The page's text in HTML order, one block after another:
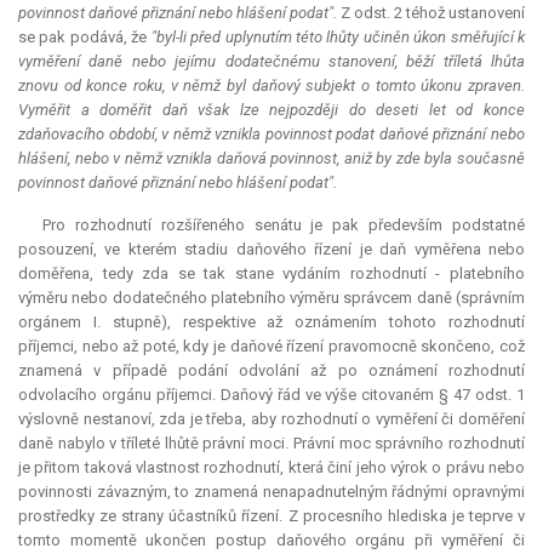
povinnost daňové přiznání nebo hlášení podat". Z odst. 2 téhož ustanovení
se pak podává, že "byl-li před uplynutím této lhůty učiněn úkon směřující k
vyměření daně nebo jejímu dodatečnému stanovení, běží tříletá lhůta
znovu od konce roku, v němž byl daňový subjekt o tomto úkonu zpraven.
Vyměřit a doměřit daň však lze nejpozději do deseti let od konce
zdaňovacího období, v němž vznikla povinnost podat daňové přiznání nebo
hlášení, nebo v němž vznikla daňová povinnost, aniž by zde byla současně
povinnost daňové přiznání nebo hlášení podat".
Pro rozhodnutí rozšířeného senátu je pak především podstatné
posouzení, ve kterém stadiu daňového řízení je daň vyměřena nebo
doměřena, tedy zda se tak stane vydáním rozhodnutí - platebního
výměru nebo dodatečného platebního výměru správcem daně (správním
orgánem I. stupně), respektive až oznámením tohoto rozhodnutí
příjemci, nebo až poté, kdy je daňové řízení pravomocně skončeno, což
znamená v případě podání odvolání až po oznámení rozhodnutí
odvolacího orgánu příjemci. Daňový řád ve výše citovaném § 47 odst. 1
výslovně nestanoví, zda je třeba, aby rozhodnutí o vyměření či doměření
daně nabylo v tříleté lhůtě právní moci. Právní moc správního rozhodnutí
je přitom taková vlastnost rozhodnutí, která činí jeho výrok o právu nebo
povinnosti závazným, to znamená nenapadnutelným řádnými opravnými
prostředky ze strany účastníků řízení. Z procesního hlediska je teprve v
tomto momentě ukončen postup daňového orgánu při vyměření či